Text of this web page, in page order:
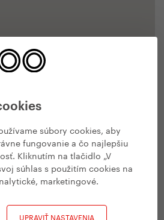
súbory cookies, aby
fungovanie a čo najlepšiu
Kliknutím na tlačidlo „V
súhlas s použitím cookies na
marketingové.
UPRAVIŤ NASTAVENIA